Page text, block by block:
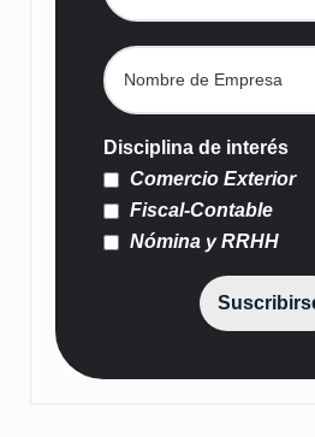
Disciplina de interés
Comercio Exterior
Fiscal-Contable
Nómina y RRHH